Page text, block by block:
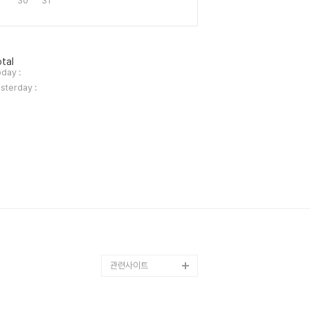
:
:
관련사이트